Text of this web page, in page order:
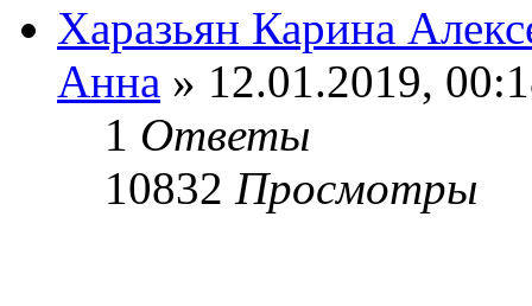
Харазьян Карина
Анна » 12.01.2019,
1 Ответы
10832 Просмотры